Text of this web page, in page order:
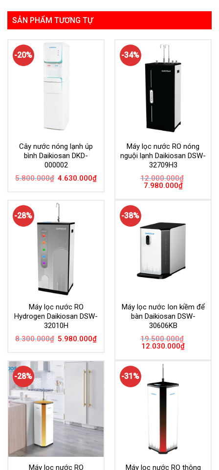
SẢN PHẨM TƯƠNG TỰ
-20%
Cây nước nóng lạnh úp
bình Daikiosan DKD-
000002
5.800.000₫ Giá
4.630.000₫Giá
-34%
Máy lọc nước RO nóng
nguội lạnh Daikiosan DSW-
32709H3
12.000.000₫
Giá
7.980.000₫Giá
hiện
-28%
Máy lọc nước RO
Hydrogen Daikiosan DSW-
32010H
8.300.000₫ Giá
5.980.000₫Giá
5.980.000₫.
-38%
Máy lọc nước Ion kiềm để
bàn Daikiosan DSW-
30606KB
19.500.000₫
Giá
19.500.000₫.
12.030.000₫Giá
-28%
Máy lọc nước RO
-31%
Máy lọc nước RO thông